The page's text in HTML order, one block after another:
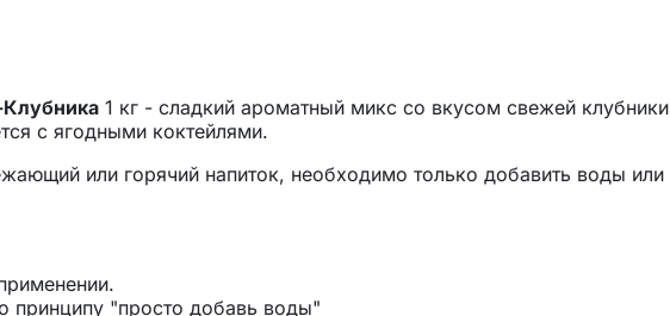
1 кг - сладкий ароматный микс со вкусом свежей клубники
с ягодными коктейлями.
или горячий напиток, необходимо только добавить воды или
принципу "просто добавь воды"